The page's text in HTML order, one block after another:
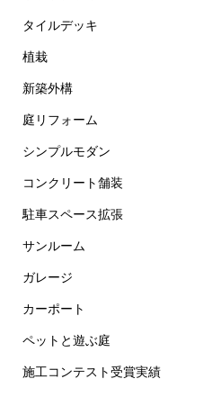
タイルデッキ
植栽
新築外構
庭リフォーム
シンプルモダン
コンクリート舗装
駐車スペース拡張
サンルーム
ガレージ
カーポート
ペットと遊ぶ庭
施工コンテスト受賞実績